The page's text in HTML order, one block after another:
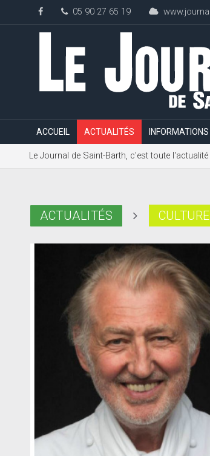
05 90 27 65 19
ACCUEIL ACTUALITÉS
Le Journal de Saint-Barth, c'est toute
ACTUALITÉS